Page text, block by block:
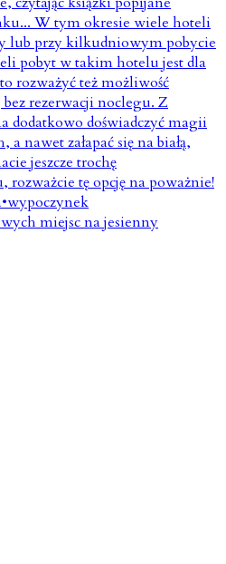
miejsc na jesienny